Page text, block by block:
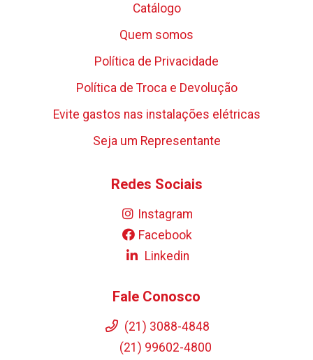
Catálogo
Quem somos
Política de Privacidade
Política de Troca e Devolução
Evite gastos nas instalações elétricas
Seja um Representante
Redes Sociais
Instagram
Facebook
Linkedin
Fale Conosco
(21) 3088-4848
(21) 99602-4800